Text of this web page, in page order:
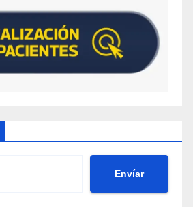
Envíar